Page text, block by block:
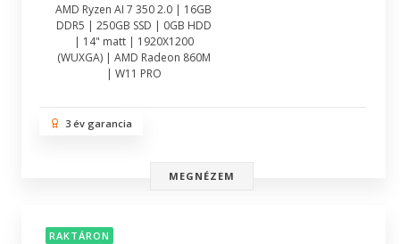
AMD Ryzen AI 7 350 2.0 | 16GB
DDR5 | 250GB SSD | 0GB HDD
| 14" matt | 1920X1200
(WUXGA) | AMD Radeon 860M
| W11 PRO
3 év garancia
MEGNÉZEM
RAKTÁRON